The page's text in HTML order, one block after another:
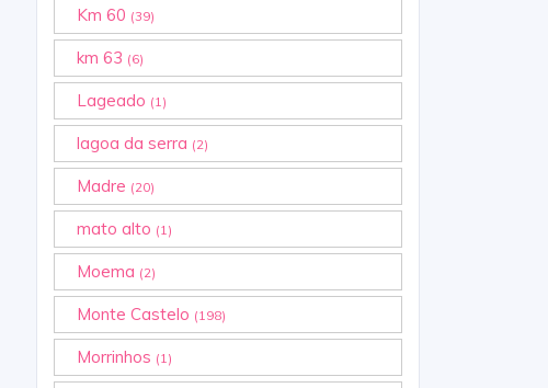
Km 60 (39)
km 63 (6)
Lageado (1)
lagoa da serra (2)
Madre (20)
mato alto (1)
Moema (2)
Monte Castelo (198)
Morrinhos (1)